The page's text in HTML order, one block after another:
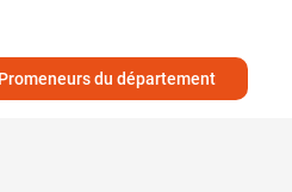
du département